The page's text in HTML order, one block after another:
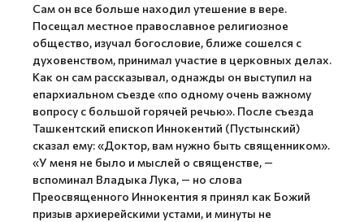
Сам он все больше находил утешение в вере.
Посещал местное православное религиозное
общество, изучал богословие, ближе сошелся с
духовенством, принимал участие в церковных делах.
Как он сам рассказывал, однажды он выступил на
епархиальном съезде «по одному очень важному
вопросу с большой горячей речью». После съезда
Ташкентский епископ Иннокентий (Пустынский)
сказал ему: «Доктор, вам нужно быть священником».
«У меня не было и мыслей о священстве, —
вспоминал Владыка Лука, — но слова
Преосвященного Иннокентия я принял как Божий
призыв архиерейскими устами, и минуты не